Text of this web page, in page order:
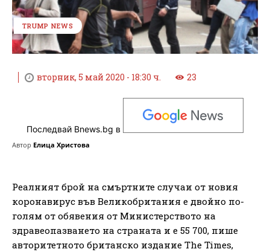
TRUMP NEWS
вторник, 5 май 2020 - 18:30 ч. 23
Последвай Bnews.bg в
Автор Елица Христова
Реалният брой на смъртните случаи от новия
коронавирус във Великобритания е двойно по-
голям от обявения от Министерството на
здравеопазването на страната и е 55 700, пише
авторитетното британско издание The Times,